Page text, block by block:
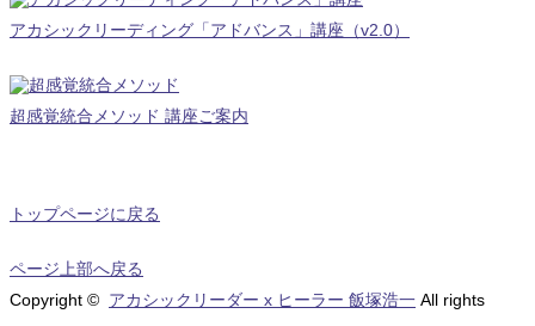
アカシックリーディング「アドバンス」講座（v2.0）
超感覚統合メソッド 講座ご案内
トップページに戻る
ページ上部へ戻る
Copyright © アカシックリーダー x ヒーラー 飯塚浩一 All rights